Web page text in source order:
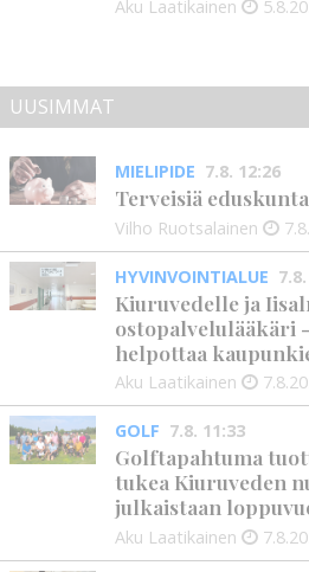
Aku Laatikainen
UUSIMMAT
MIELIPIDE 7.8. 12:26
Terveisiä
Vilho Ruotsalainen
HYVINVOINTIALUE
Kiuruvedelle ja
ostopalvelulääkäri
helpottaa
Aku Laatikainen
GOLF 7.8. 11:33
Golftapahtuma
tukea Kiuruveden
julkaistaan
Aku Laatikainen